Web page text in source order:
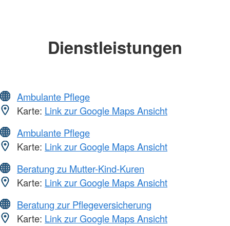
Dienstleistungen
Ambulante Pflege
Karte: Link zur Google Maps Ansicht
Ambulante Pflege
Karte: Link zur Google Maps Ansicht
Beratung zu Mutter-Kind-Kuren
Karte: Link zur Google Maps Ansicht
Beratung zur Pflegeversicherung
Karte: Link zur Google Maps Ansicht